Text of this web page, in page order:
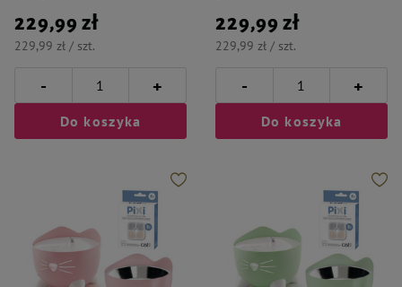
229,99 zł
229,99 zł / szt.
- +
Do koszyka
229,99 zł
229,99 zł / szt.
- +
Do koszyka